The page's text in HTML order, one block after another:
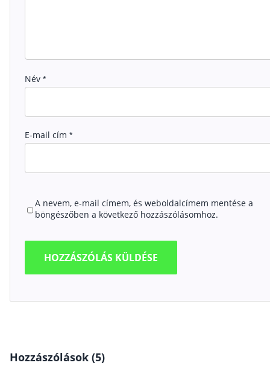
Név *
E-mail cím *
A nevem, e-mail címem, és weboldalcímem mentése a
böngészőben a következő hozzászólásomhoz.
Hozzászólások (5)